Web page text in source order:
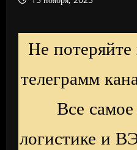
Не
телеграмм
Все
логистике и